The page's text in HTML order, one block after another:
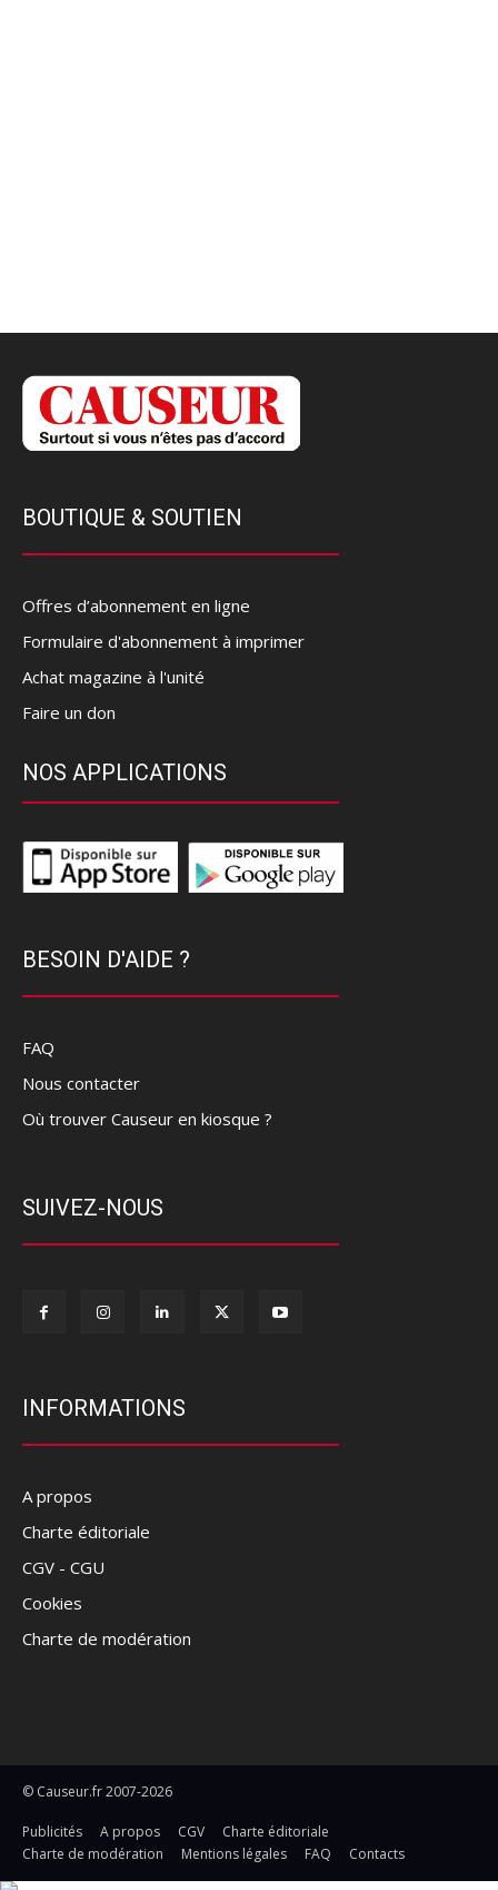
BOUTIQUE & SOUTIEN
Offres d’abonnement en ligne
Formulaire d'abonnement à imprimer
Achat magazine à l'unité
Faire un don
NOS APPLICATIONS
BESOIN D'AIDE ?
FAQ
Nous contacter
Où trouver Causeur en kiosque ?
SUIVEZ-NOUS
INFORMATIONS
A propos
Charte éditoriale
CGV - CGU
Cookies
Charte de modération
© Causeur.fr 2007-2026
Publicités A propos CGV
Charte éditoriale
Charte de modération
Mentions légales FAQ Contacts